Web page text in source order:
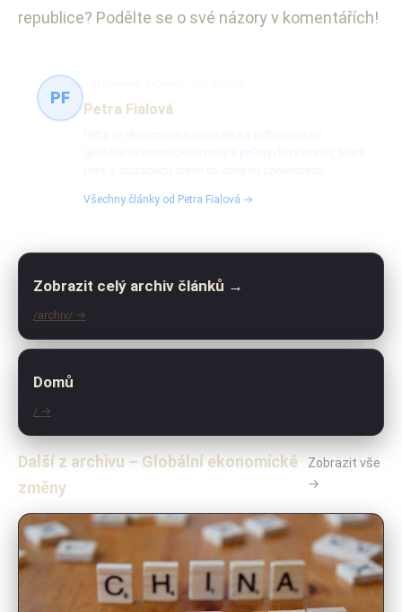
republice? Podělte se o své názory v komentářích!
PF
Petra Fialová
Všechny články od Petra Fialová →
Zobrazit celý archiv článků →
/archiv/ →
Domů
/ →
Další z archivu – Globální ekonomické
změny
Zobrazit vše
→